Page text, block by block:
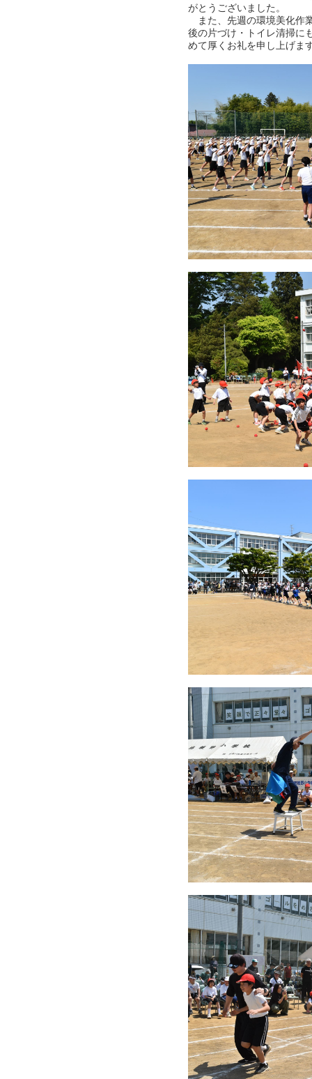
がとうございました。
また、先週の環境美化作
後の片づけ・トイレ清掃に
めて厚くお礼を申し上げま